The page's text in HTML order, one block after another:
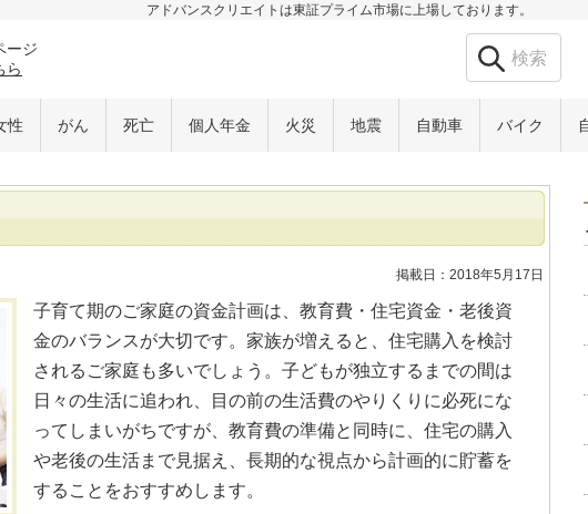
アドバンスクリエイトは東証プライム市場に上場しております。
ージ
ら
性 がん 死亡 個人年金 火災 地震 自動車 バイク
掲載日：2018年5月17日
子育て期のご家庭の資金計画は、教育費・住宅資金・老後資
金のバランスが大切です。家族が増えると、住宅購入を検討
されるご家庭も多いでしょう。子どもが独立するまでの間は
日々の生活に追われ、目の前の生活費のやりくりに必死にな
ってしまいがちですが、教育費の準備と同時に、住宅の購入
や老後の生活まで見据え、長期的な視点から計画的に貯蓄を
することをおすすめします。